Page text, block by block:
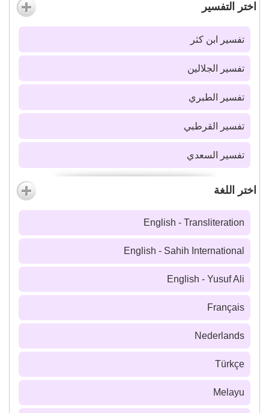
اختر التفسير
تفسير ابن كثر
تفسير الجلالين
تفسير الطبري
تفسير القرطبي
تفسير السعدي
اختر اللغة
English - Transliteration
English - Sahih International
English - Yusuf Ali
Français
Nederlands
Türkçe
Melayu